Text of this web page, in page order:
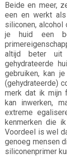
Beide en meer,
een en werkt als
siliconen,
je huid een
altijd beter uit
gehydrateerde
gebruiken, kan
(gehydrateerde)
merk dat ik mijn
kan inwerken,
extreme
kenmerken die
Voordeel is wel
genoeg mensen
siliconenprimer